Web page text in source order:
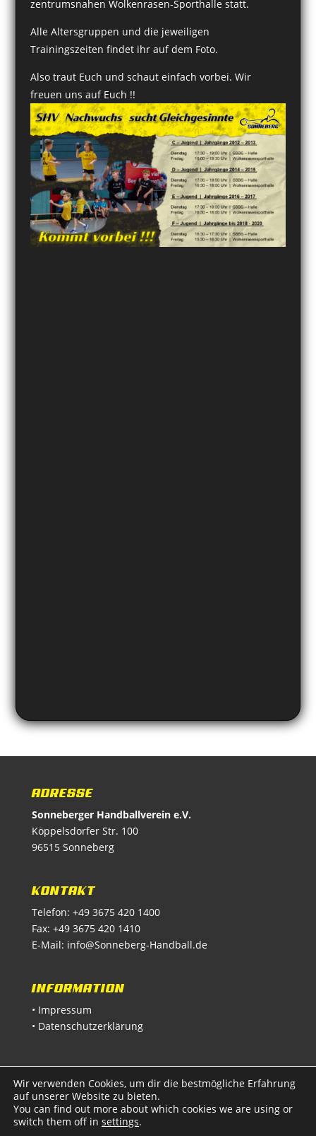
zentrumsnahen Wolkenrasen-Sporthalle statt.
Alle Altersgruppen und die jeweiligen
Trainingszeiten findet ihr auf dem Foto.
Also traut Euch und schaut einfach vorbei. Wir
freuen uns auf Euch !!
ADRESSE
Sonneberger Handballverein e.V.
Köppelsdorfer Str. 100
96515 Sonneberg
KONTAKT
Telefon: +49 3675 420 1400
Fax: +49 3675 420 1410
E-Mail: info@Sonneberg-Handball.de
INFORMATION
• Impressum
• Datenschutzerklärung
Wir verwenden Cookies, um dir die bestmögliche Erfahrung
auf unserer Website zu bieten.
You can find out more about which cookies we are using or
switch them off in settings.